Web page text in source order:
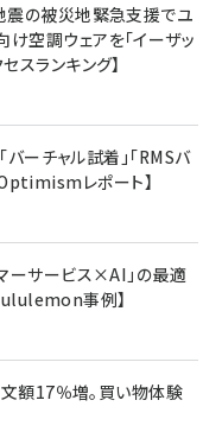
震の被災地緊急支援でユ
空調ウェアを「イーザッ
スランキング】
バーチャル試着」「RMSバ
レポート】
ーサービス×AI」の最適
事例】
文額17％増。買い物体験